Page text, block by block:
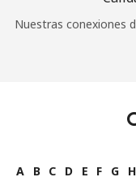
Nuestras conexiones
A B C D E F G H